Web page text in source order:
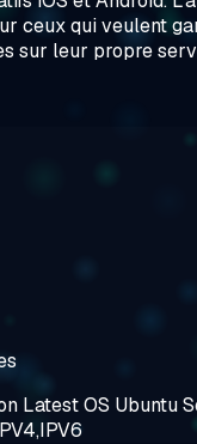
ceux qui veulent
sur leur propre
LatestOS Ubuntu